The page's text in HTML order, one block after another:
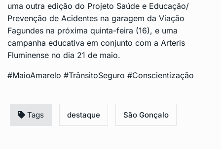
uma outra edição do Projeto Saúde e Educação/
Prevenção de Acidentes na garagem da Viação
Fagundes na próxima quinta-feira (16), e uma
campanha educativa em conjunto com a Arteris
Fluminense no dia 21 de maio.
#MaioAmarelo #TrânsitoSeguro #Conscientização
Tags destaque São Gonçalo